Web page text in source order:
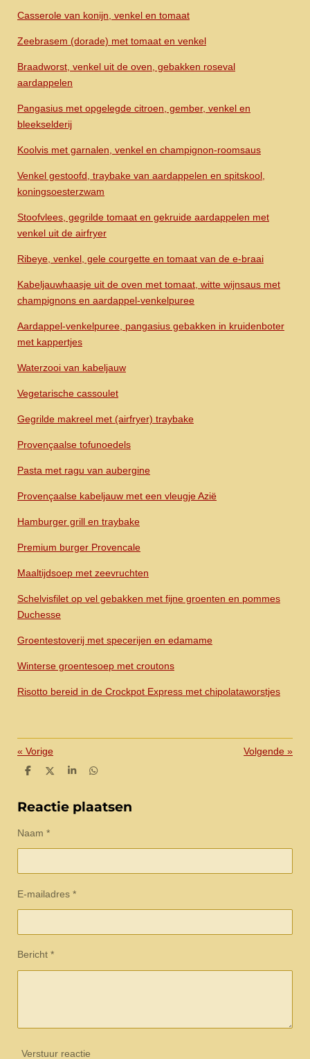
Casserole van konijn, venkel en tomaat
Zeebrasem (dorade) met tomaat en venkel
Braadworst, venkel uit de oven, gebakken roseval
aardappelen
Pangasius met opgelegde citroen, gember, venkel en
bleekselderij
Koolvis met garnalen, venkel en champignon-roomsaus
Venkel gestoofd, traybake van aardappelen en spitskool,
koningsoesterzwam
Stoofvlees, gegrilde tomaat en gekruide aardappelen met
venkel uit de airfryer
Ribeye, venkel, gele courgette en tomaat van de e-braai
Kabeljauwhaasje uit de oven met tomaat, witte wijnsaus met
champignons en aardappel-venkelpuree
Aardappel-venkelpuree, pangasius gebakken in kruidenboter
met kappertjes
Waterzooi van kabeljauw
Vegetarische cassoulet
Gegrilde makreel met (airfryer) traybake
Provençaalse tofunoedels
Pasta met ragu van aubergine
Provençaalse kabeljauw met een vleugje Azië
Hamburger grill en traybake
Premium burger Provencale
Maaltijdsoep met zeevruchten
Schelvisfilet op vel gebakken met fijne groenten en pommes
Duchesse
Groentestoverij met specerijen en edamame
Winterse groentesoep met croutons
Risotto bereid in de Crockpot Express met chipolataworstjes
« Vorige Volgende »
D
e
n
D
l
S
r
e
D
e
n
Reactie plaatsen
Naam *
E-mailadres *
Bericht *
Verstuur reactie